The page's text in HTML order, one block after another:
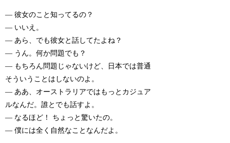
— 彼女のこと知ってるの？
— いいえ。
— あら、でも彼女と話してたよね？
— うん。何か問題でも？
— もちろん問題じゃないけど、日本では普通
そういうことはしないのよ。
— ああ、オーストラリアではもっとカジュア
ルなんだ。誰とでも話すよ。
— なるほど！ ちょっと驚いたの。
— 僕には全く自然なことなんだよ。